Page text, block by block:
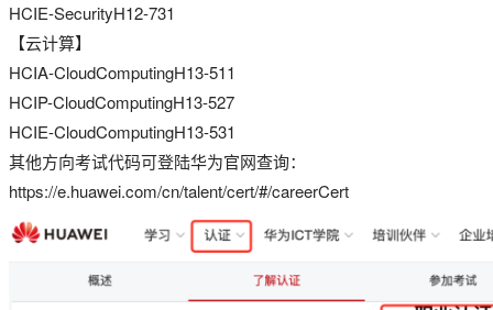
HCIE-SecurityH12-731
【云计算】
HCIA-CloudComputingH13-511
HCIP-CloudComputingH13-527
HCIE-CloudComputingH13-531
其他方向考试代码可登陆华为官网查询：
https://e.huawei.com/cn/talent/cert/#/careerCert